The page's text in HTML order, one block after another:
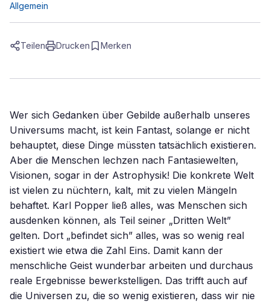
Allgemein
Teilen Drucken Merken
Wer sich Gedanken über Gebilde außerhalb unseres
Universums macht, ist kein Fantast, solange er nicht
behauptet, diese Dinge müssten tatsächlich existieren.
Aber die Menschen lechzen nach Fantasiewelten,
Visionen, sogar in der Astrophysik! Die konkrete Welt
ist vielen zu nüchtern, kalt, mit zu vielen Mängeln
behaftet. Karl Popper ließ alles, was Menschen sich
ausdenken können, als Teil seiner „Dritten Welt”
gelten. Dort „befindet sich” alles, was so wenig real
existiert wie etwa die Zahl Eins. Damit kann der
menschliche Geist wunderbar arbeiten und durchaus
reale Ergebnisse bewerkstelligen. Das trifft auch auf
die Universen zu, die so wenig existieren, dass wir nie